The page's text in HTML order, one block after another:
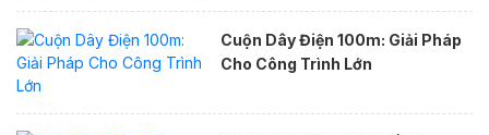
Cuộn Dây Điện 100m: Giải Pháp
Cho Công Trình Lớn